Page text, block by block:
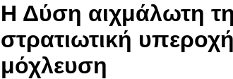
Η Δύση αιχμάλωτη
στρατιωτική υπεροχή
μόχλευση